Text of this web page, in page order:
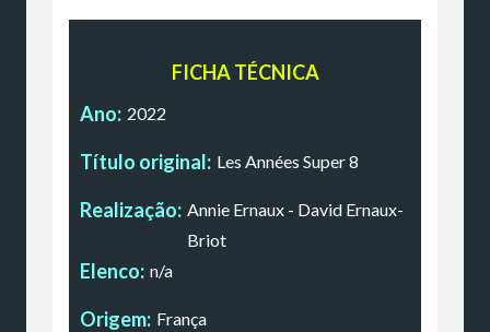
FICHA TÉCNICA
Ano: 2022
Título original: Les Années Super 8
Realização: Annie Ernaux - David Ernaux-
Briot
Elenco: n/a
Origem: França